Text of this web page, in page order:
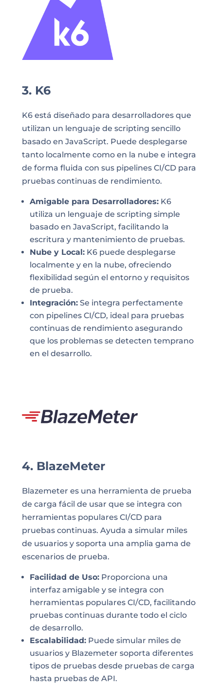
3. K6
K6 está diseñado para desarrolladores que
utilizan un lenguaje de scripting sencillo
basado en JavaScript. Puede desplegarse
tanto localmente como en la nube e integra
de forma fluida con sus pipelines CI/CD para
pruebas continuas de rendimiento.
Amigable para Desarrolladores:K6
utiliza un lenguaje de scripting simple
basado en JavaScript, facilitando la
escritura y mantenimiento de pruebas.
Nube y Local:K6 puede desplegarse
localmente y en la nube, ofreciendo
flexibilidad según el entorno y requisitos
de prueba.
Integración:Se integra perfectamente
con pipelines CI/CD, ideal para pruebas
continuas de rendimiento asegurando
que los problemas se detecten temprano
en el desarrollo.
4. BlazeMeter
Blazemeter es una herramienta de prueba
de carga fácil de usar que se integra con
herramientas populares CI/CD para
pruebas continuas. Ayuda a simular miles
de usuarios y soporta una amplia gama de
escenarios de prueba.
Facilidad de Uso:Proporciona una
interfaz amigable y se integra con
herramientas populares CI/CD, facilitando
pruebas continuas durante todo el ciclo
de desarrollo.
Escalabilidad:Puede simular miles de
usuarios y Blazemeter soporta diferentes
tipos de pruebas desde pruebas de carga
hasta pruebas de API.